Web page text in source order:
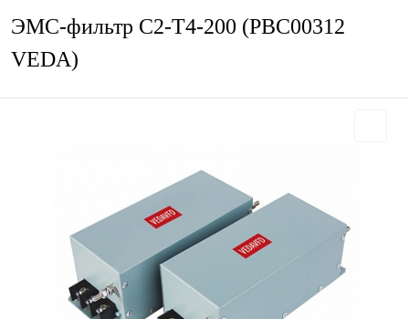
ЭМС-фильтр C2-T4-200 (PBC00312
VEDA)